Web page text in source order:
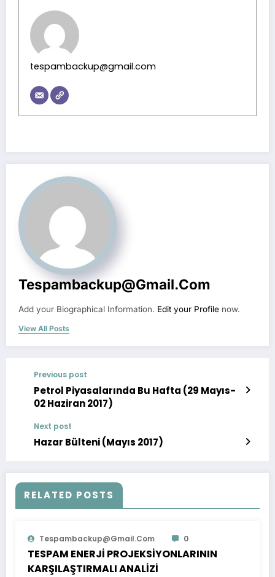
tespambackup@gmail.com
Tespambackup@gmail.com
Add your Biographical Information. Edit your Profile now.
View All Posts
Previous post
Petrol Piyasalarında Bu Hafta (29 Mayıs-
02 Haziran 2017)
Next post
Hazar Bülteni (Mayıs 2017)
RELATED POSTS
Tespambackup@gmail.com 0
TESPAM ENERJİ PROJEKSİYONLARININ
KARŞILAŞTIRMALI ANALİZİ